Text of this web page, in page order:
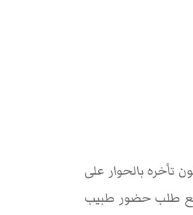
تأخره بالحوار على
مع طلب حضور طبيب